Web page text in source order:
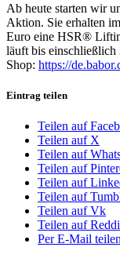
Ab heute starten wir
Aktion. Sie erhalten
Euro eine HSR®
läuft bis einschließlich
Shop: https://
Eintrag teilen
Teilen auf
Teilen auf X
Teilen auf
Teilen auf
Teilen auf
Teilen auf
Teilen auf Vk
Teilen auf
Per E-Mail teilen